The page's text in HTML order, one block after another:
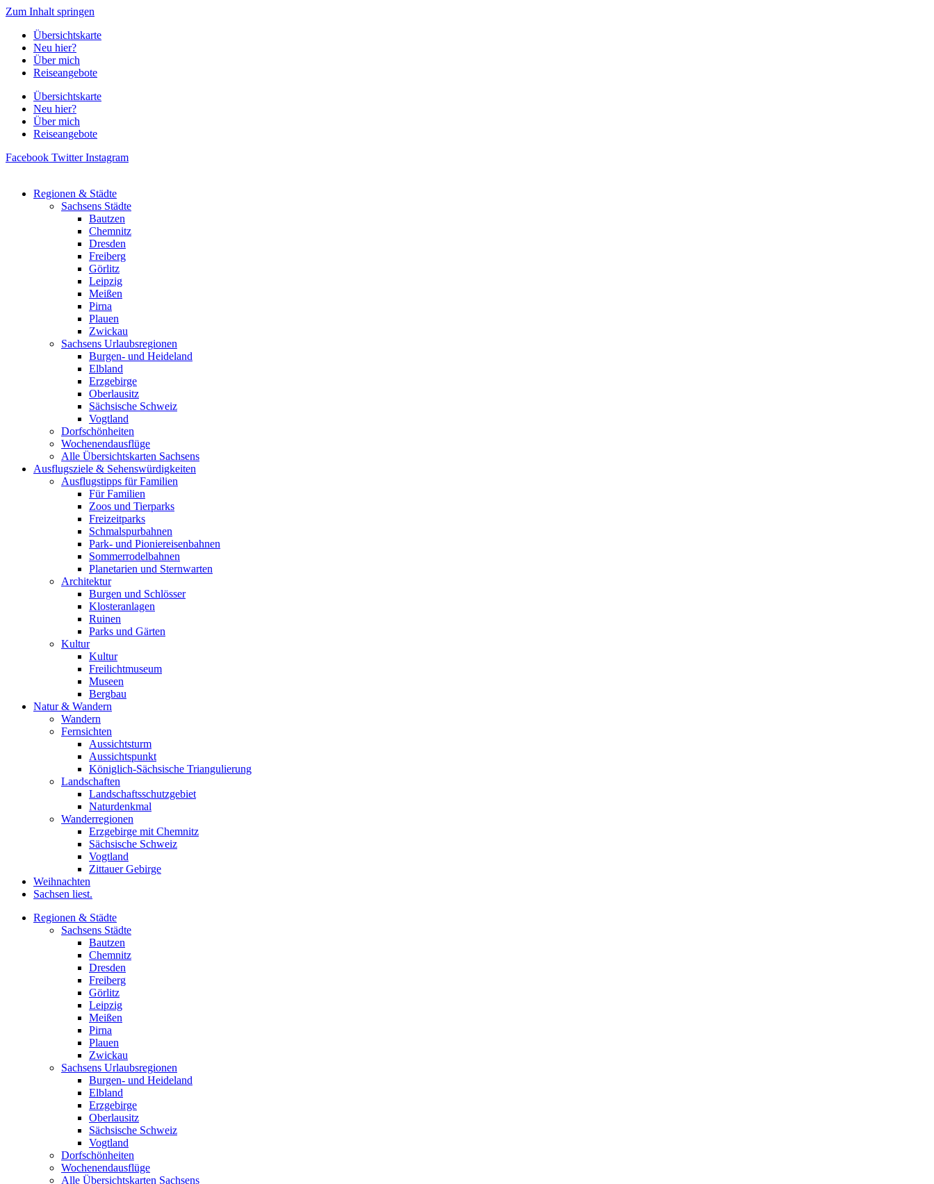
Zum Inhalt springen
Übersichtskarte
Neu hier?
Über mich
Reiseangebote
Übersichtskarte
Neu hier?
Über mich
Reiseangebote
Facebook Twitter Instagram
Regionen & Städte
Sachsens Städte
Bautzen
Chemnitz
Dresden
Freiberg
Görlitz
Leipzig
Meißen
Pirna
Plauen
Zwickau
Sachsens Urlaubsregionen
Burgen- und Heideland
Elbland
Erzgebirge
Oberlausitz
Sächsische Schweiz
Vogtland
Dorfschönheiten
Wochenendausflüge
Alle Übersichtskarten Sachsens
Ausflugsziele & Sehenswürdigkeiten
Ausflugstipps für Familien
Für Familien
Zoos und Tierparks
Freizeitparks
Schmalspurbahnen
Park- und Pioniereisenbahnen
Sommerrodelbahnen
Planetarien und Sternwarten
Architektur
Burgen und Schlösser
Klosteranlagen
Ruinen
Parks und Gärten
Kultur
Kultur
Freilichtmuseum
Museen
Bergbau
Natur & Wandern
Wandern
Fernsichten
Aussichtsturm
Aussichtspunkt
Königlich-Sächsische Triangulierung
Landschaften
Landschaftsschutzgebiet
Naturdenkmal
Wanderregionen
Erzgebirge mit Chemnitz
Sächsische Schweiz
Vogtland
Zittauer Gebirge
Weihnachten
Sachsen liest.
Regionen & Städte
Sachsens Städte
Bautzen
Chemnitz
Dresden
Freiberg
Görlitz
Leipzig
Meißen
Pirna
Plauen
Zwickau
Sachsens Urlaubsregionen
Burgen- und Heideland
Elbland
Erzgebirge
Oberlausitz
Sächsische Schweiz
Vogtland
Dorfschönheiten
Wochenendausflüge
Alle Übersichtskarten Sachsens